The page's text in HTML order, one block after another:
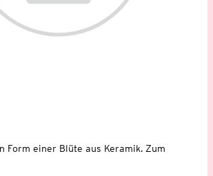
Form einer Blüte aus Keramik. Zum